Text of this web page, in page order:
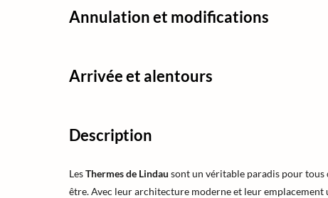
Annulation et modifications
Arrivée et alentours
Description
LesThermes de Lindau sont un véritable paradis pour
être. Avec leur architecture moderne et leur emplacement